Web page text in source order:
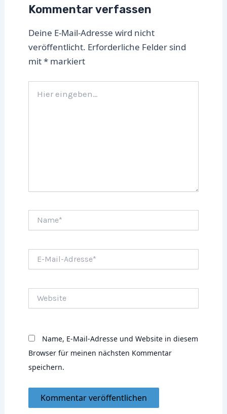
Kommentar verfassen
Deine E-Mail-Adresse wird nicht
veröffentlicht. Erforderliche Felder sind
mit* markiert
eingeben…
Mail-
Name, E-Mail-Adresse und Website in diesem
Browser für meinen nächsten Kommentar
speichern.